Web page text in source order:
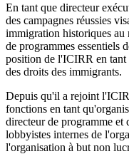
En tant que directeur
des campagnes réussies
immigration historiques au
de programmes essentiels
position de l'ICIRR en tant
des droits des immigrants.
Depuis qu'il a rejoint
fonctions en tant
directeur de programme et
lobbyistes internes de
l'organisation à but non